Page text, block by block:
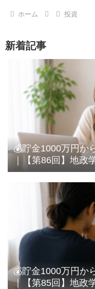
ホーム 投資
新着記事
💰貯金1000万円か
｜【第86回】地政
る？｜過去の相場
💰貯金1000万円か
｜【第85回】地政